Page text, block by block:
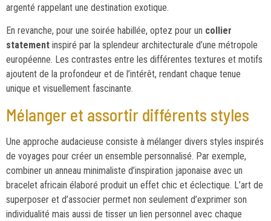
argenté rappelant une destination exotique.
En revanche, pour une soirée habillée, optez pour un collier
statement inspiré par la splendeur architecturale d’une métropole
européenne. Les contrastes entre les différentes textures et motifs
ajoutent de la profondeur et de l’intérêt, rendant chaque tenue
unique et visuellement fascinante.
Mélanger et assortir différents styles
Une approche audacieuse consiste à mélanger divers styles inspirés
de voyages pour créer un ensemble personnalisé. Par exemple,
combiner un anneau minimaliste d’inspiration japonaise avec un
bracelet africain élaboré produit un effet chic et éclectique. L’art de
superposer et d’associer permet non seulement d’exprimer son
individualité mais aussi de tisser un lien personnel avec chaque